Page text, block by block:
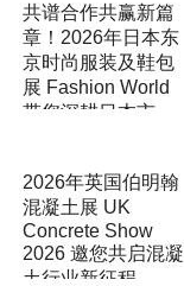
共谱合作共赢新篇
章！2026年日本东
京时尚服装及鞋包
展 Fashion World
带您深耕日本市
2026年英国伯明翰
混凝土展 UK
Concrete Show
2026 邀您共启混凝
土行业新征程